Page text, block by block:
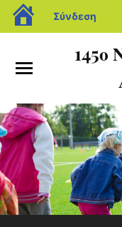
Σύνδεση